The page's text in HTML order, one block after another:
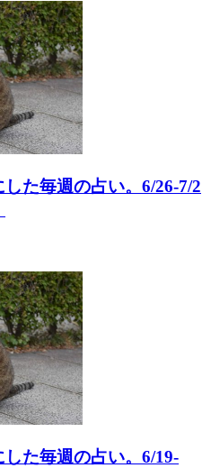
た毎週の占い。6/26-7/2
た毎週の占い。6/19-